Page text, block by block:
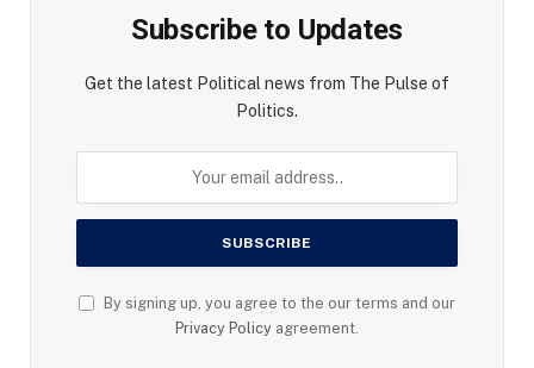
Subscribe to Updates
Get the latest Political news from The Pulse of
Politics.
By signing up, you agree to the our terms and our
Privacy Policy agreement.